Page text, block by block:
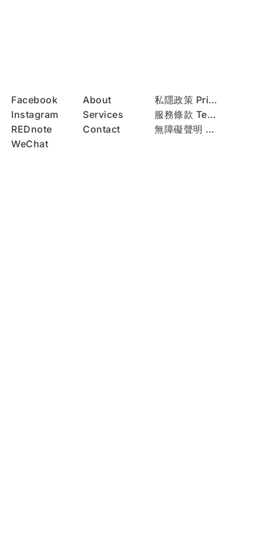
Facebook
Instagram
REDnote
WeChat
About
Services
Contact
私隱政策 Privacy Policy
服務條款 Terms of Use
無障礙聲明 Accessibility Statement